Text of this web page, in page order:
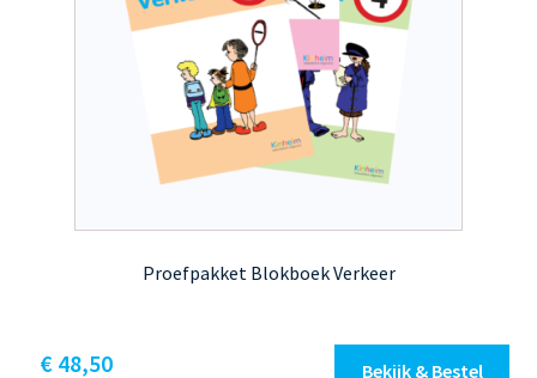
Proefpakket Blokboek Verkeer
€48,50
Bekijk & Bestel